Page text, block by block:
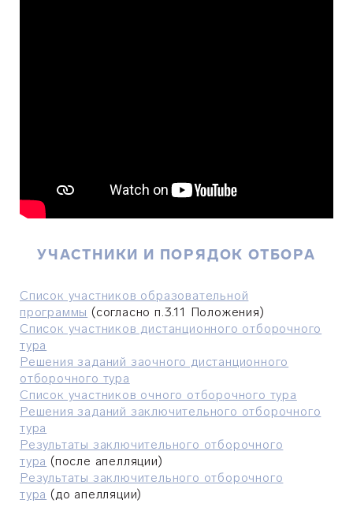
УЧАСТНИКИ И ПОРЯДОК ОТБОРА
Список участников образовательной
программы (согласно п.3.11 Положения)
Список участников дистанционного отборочного
тура
Решения заданий заочного дистанционного
отборочного тура
Список участников очного отборочного тура
Решения заданий заключительного отборочного
тура
Результаты заключительного отборочного
тура (после апелляции)
Результаты заключительного отборочного
тура (до апелляции)